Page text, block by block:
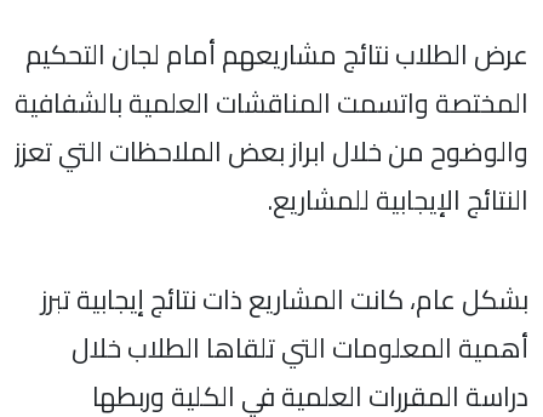
عرض الطلاب نتائج مشاريعهم أمام لجان التحكيم
المختصة واتسمت المناقشات العلمية بالشفافية
والوضوح من خلال ابراز بعض الملاحظات التي تعزز
النتائج الإيجابية للمشاريع.
بشكل عام، كانت المشاريع ذات نتائج إيجابية تبرز
أهمية المعلومات التي تلقاها الطلاب خلال
دراسة المقررات العلمية في الكلية وربطها